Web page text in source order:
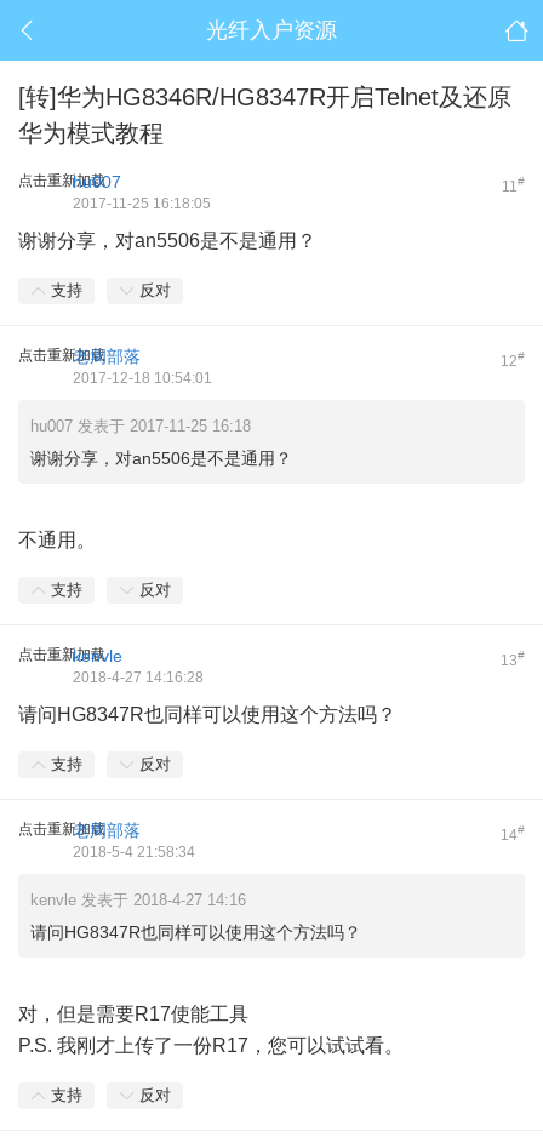
光纤入户资源
[转]华为HG8346R/HG8347R开启Telnet及还原
华为模式教程
点击重新加载 11#
hu007
2017-11-25 16:18:05
谢谢分享，对an5506是不是通用？
支持 反对
点击重新加载 12#
老周部落
2017-12-18 10:54:01
hu007 发表于 2017-11-25 16:18
谢谢分享，对an5506是不是通用？
不通用。
支持 反对
点击重新加载 13#
kenvle
2018-4-27 14:16:28
请问HG8347R也同样可以使用这个方法吗？
支持 反对
点击重新加载 14#
老周部落
2018-5-4 21:58:34
kenvle 发表于 2018-4-27 14:16
请问HG8347R也同样可以使用这个方法吗？
对，但是需要R17使能工具
P.S. 我刚才上传了一份R17，您可以试试看。
支持 反对